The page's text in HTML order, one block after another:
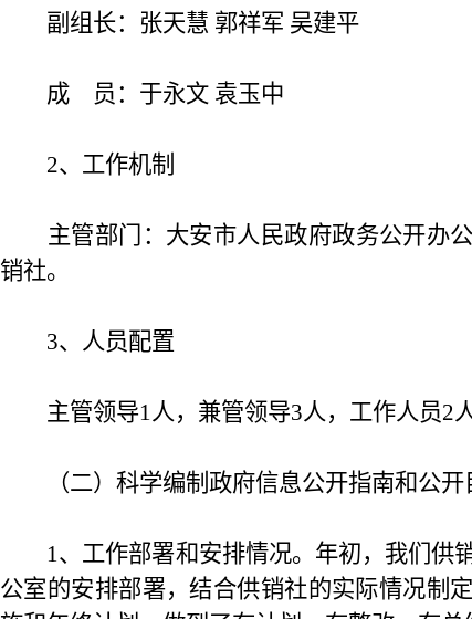
副组长：张天慧 郭祥军 吴建平
成 员：于永文 袁玉中
2、工作机制
主管部门：大安市人民政府政务公开办
销社。
3、人员配置
主管领导1人，兼管领导3人，工作人员2
（二）科学编制政府信息公开指南和公开
1、工作部署和安排情况。年初，我们供
公室的安排部署，结合供销社的实际情况制